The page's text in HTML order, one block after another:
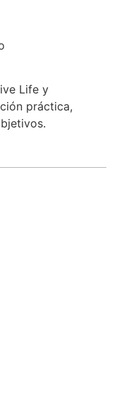
Life y
práctica,